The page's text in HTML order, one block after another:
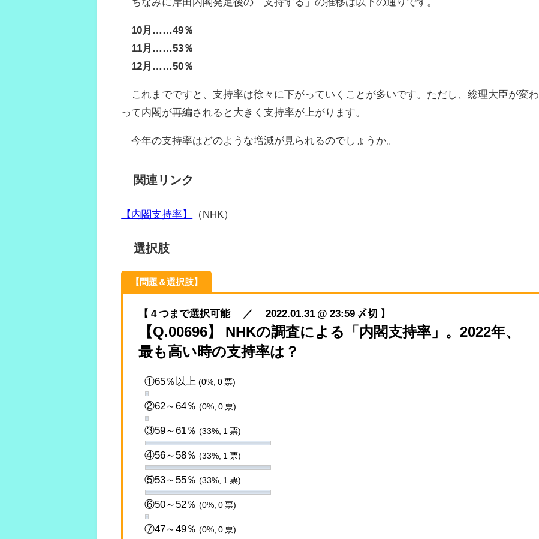
10月……49％
11月……53％
12月……50％
これまでですと、支持率は徐々に下がっていくことが多いです。ただし、総理大臣が変わ
って内閣が再編されると大きく支持率が上がります。
今年の支持率はどのような増減が見られるのでしょうか。
関連リンク
【内閣支持率】 （NHK）
選択肢
【問題＆選択肢】
【 4 つまで選択可能 ／ 2022.01.31 @ 23:59 〆切 】
【Q.00696】 NHKの調査による「内閣支持率」。2022年、
最も高い時の支持率は？
①65％以上 (0%, 0 票)
②62～64％ (0%, 0 票)
③59～61％ (33%, 1 票)
④56～58％ (33%, 1 票)
⑤53～55％ (33%, 1 票)
⑥50～52％ (0%, 0 票)
⑦47～49％ (0%, 0 票)